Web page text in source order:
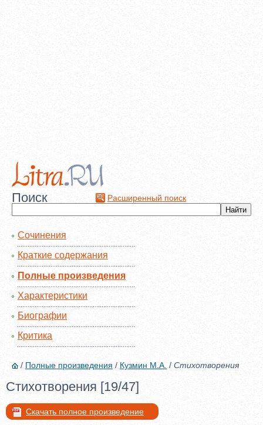
Поиск Расширенный поиск
Сочинения
Краткие содержания
Полные произведения
Характеристики
Биографии
Критика
/ Полные произведения / Кузмин М.А. / Стихотворения
Стихотворения [19/47]
Скачать полное произведение